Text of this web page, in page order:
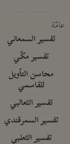
عامّة
تفسير السمعاني
تفسير مكّي
محاسن التأويل
للقاسمي
تفسير الثعالبي
تفسير السمرقندي
تفسير الثعلبي